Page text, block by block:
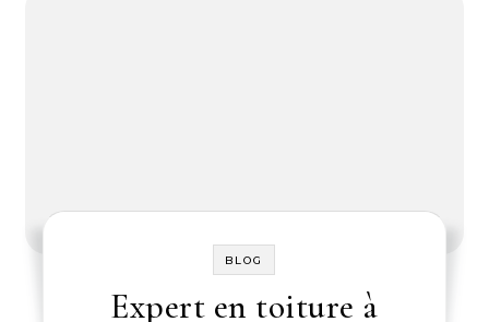
BLOG
Expert en toiture à